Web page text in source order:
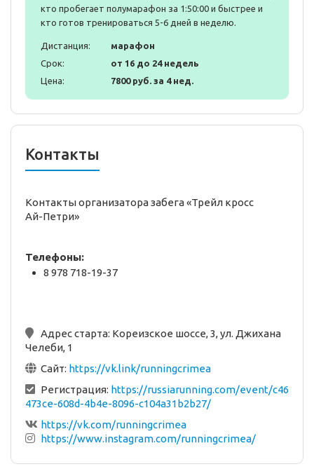
кто пробегает полумарафон за 1:50:00 и быстрее и
кто готов тренироваться 5-6 дней в неделю.
Дистанция:
марафон
Срок:
от 16 до 24 недель
Цена:
7800 руб. за 4 нед.
Контакты
Контакты организатора забега «Трейл кросс
Ай-Петри»
Телефоны:
8 978 718-19-37
Адрес старта: Кореизское шоссе, 3, ул. Джихана
Челеби, 1
Сайт: https://vk.link/runningcrimea
Регистрация: https://russiarunning.com/event/c46
473ce-608d-4b4e-8096-c104a31b2b27/
https://vk.com/runningcrimea
https://www.instagram.com/runningcrimea/